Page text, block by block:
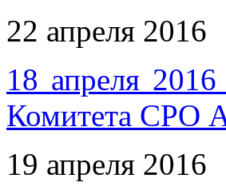
22 апреля 2016
18 апреля 2016
Комитета СРО
19 апреля 2016